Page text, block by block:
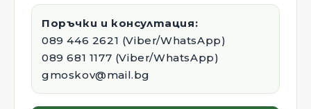
Поръчки и консултация:
089 446 2621 (Viber/WhatsApp)
089 681 1177 (Viber/WhatsApp)
gmoskov@mail.bg